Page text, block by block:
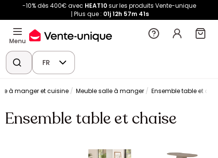
-10% dès 400€ avec HEAT10sur les produits Vente-unique
Plus que : 01j 12h 57m 40s
Menu
FR
à manger et cuisine Meuble salle à manger Ensemble table et
Ensemble table et chaise